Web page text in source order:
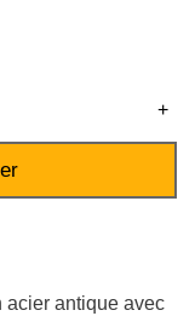
+
acier antique avec